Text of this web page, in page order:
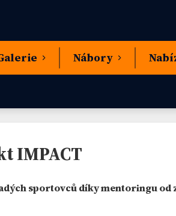
Nábory
IMPACT
sportovců díky mentoringu od